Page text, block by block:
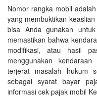
Nomor rangka mobil
yang membuktikan
bisa Anda gunakan
memastikan bahwa
modifikasi, atau hasil
menggunakan
terjerat masalah hukum
sebagai syarat bayar
informasi cek pajak mobil